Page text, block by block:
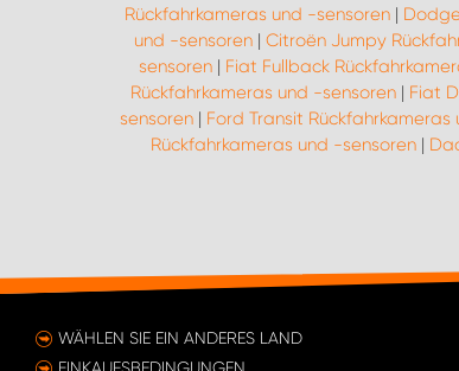
Rückfahrkameras und -sensoren|
und -sensoren | Citroën Jumpy
sensoren | Fiat Fullback
Rückfahrkameras und -sensoren | Fiat
sensoren| Ford Transit Rückfahrkameras
Rückfahrkameras und -sensoren |
WÄHLEN SIE EIN ANDERES LAND